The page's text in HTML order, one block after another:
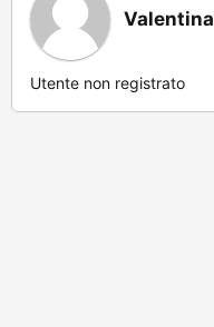
Valentina
Utente non registrato